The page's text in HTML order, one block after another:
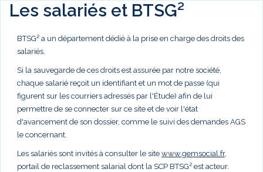
Les salariés et BTSG²
BTSG² a un département dédié à la prise en charge des droits des
salariés.
Si la sauvegarde de ces droits est assurée par notre société,
chaque salarié reçoit un identifiant et un mot de passe (qui
figurent sur les courriers adressés par l'Étude) afin de lui
permettre de se connecter sur ce site et de voir l'état
d'avancement de son dossier, comme le suivi des demandes AGS
le concernant.
Les salariés sont invités à consulter le site www.gemsocial.fr,
portail de reclassement salarial dont la SCP BTSG² est acteur.